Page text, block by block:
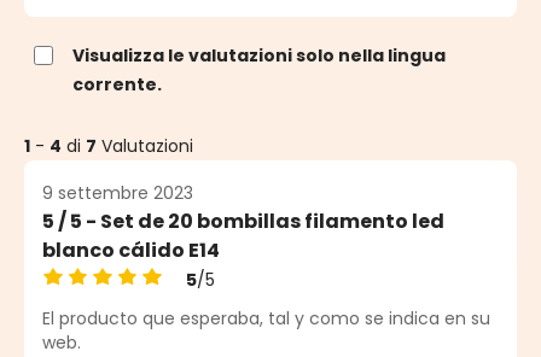
Visualizza le valutazioni solo nella lingua
corrente.
1 - 4 di 7 Valutazioni
9 settembre 2023
5 / 5 - Set de 20 bombillas filamento led
blanco cálido E14
Valutazione media di 5 su 5 stelle
5/5
El producto que esperaba, tal y como se indica en su
web.